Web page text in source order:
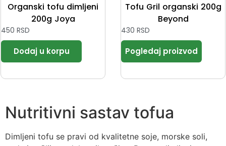
Organski tofu dimljeni
200g Joya
450 RSD
Tofu Gril organski 200g
Beyond
430 RSD
Nutritivni sastav tofua
Dimljeni tofu se pravi od kvalitetne soje, morske soli,